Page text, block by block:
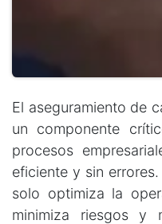
El aseguramiento de
un componente
procesos
eficiente y sin
solo optimiza la
minimiza riesgos y